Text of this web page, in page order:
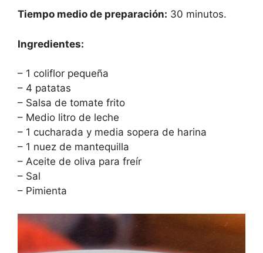
Tiempo medio de preparación: 30 minutos.
Ingredientes:
– 1 coliflor pequeña
– 4 patatas
– Salsa de tomate frito
– Medio litro de leche
– 1 cucharada y media sopera de harina
– 1 nuez de mantequilla
– Aceite de oliva para freír
– Sal
– Pimienta